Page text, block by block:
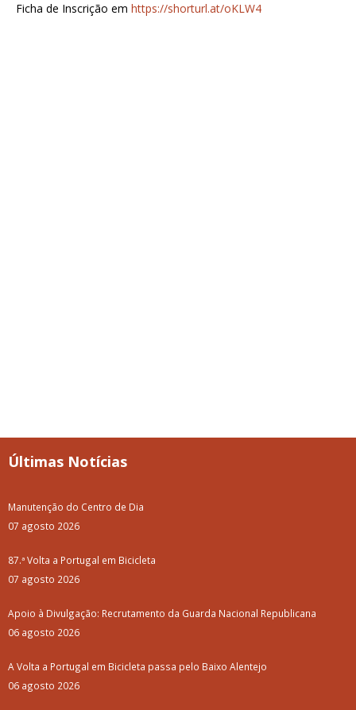
Ficha de Inscrição em https://shorturl.at/oKLW4
Últimas Notícias
Manutenção do Centro de Dia
07 agosto 2026
87.ª Volta a Portugal em Bicicleta
07 agosto 2026
Apoio à Divulgação: Recrutamento da Guarda Nacional Republicana
06 agosto 2026
A Volta a Portugal em Bicicleta passa pelo Baixo Alentejo
06 agosto 2026